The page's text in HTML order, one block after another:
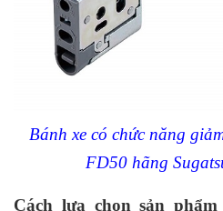
Bánh xe có chức năng
FD50 hãng
Cách lựa chọn sản